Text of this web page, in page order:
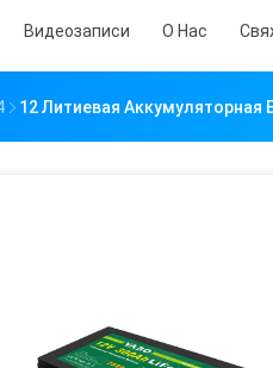
Видеозаписи О Нас
12 Литиевая Аккумуляторная